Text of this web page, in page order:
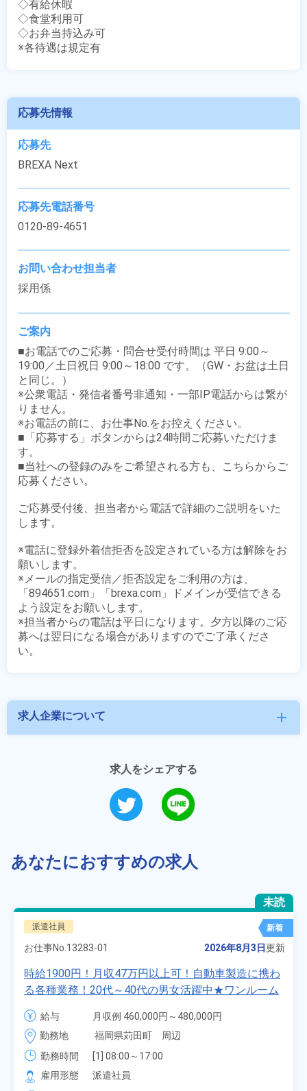
◇有給休暇
◇食堂利用可
◇お弁当持込み可
※各待遇は規定有
応募先情報
応募先
BREXA Next
応募先電話番号
0120-89-4651
お問い合わせ担当者
採用係
ご案内
■お電話でのご応募・問合せ受付時間は 平日 9:00～
19:00／土日祝日 9:00～18:00 です。（GW・お盆は土日
と同じ。）
※公衆電話・発信者番号非通知・一部IP電話からは繋が
りません。
※お電話の前に、お仕事No.をお控えください。
■「応募する」ボタンからは24時間ご応募いただけま
す。
■当社への登録のみをご希望される方も、こちらからご
応募ください。
ご応募受付後、担当者から電話で詳細のご説明をいた
します。
※電話に登録外着信拒否を設定されている方は解除をお
願いします。
※メールの指定受信／拒否設定をご利用の方は、
「894651.com」「brexa.com」ドメインが受信できる
よう設定をお願いします。
※担当者からの電話は平日になります。夕方以降のご応
募へは翌日になる場合がありますのでご了承くださ
求人企業について add
求人をシェアする
あなたにおすすめの求人
未読
派遣社員 新着
お仕事No. 13283-01 2026年8月3日更新
時給1900円！月収47万円以上可！自動車製造に携わ
る各種業務！20代～40代の男女活躍中★ワンルーム
寮無料！マイカー通勤OK！無料駐車場あり！赴任旅
費会社負担！社員食堂あり！日払いあり！土日休
み！特別賞与90万円支給！《福岡県京都郡苅田町》
給与
月収例 460,000円～480,000円
時給 1,900円～1,900円
勤務地
福岡県苅田町　周辺
勤務時間
[1] 08:00～17:00
[2] 20:00～05:00
[3] 06:30～15:00
雇用形態
派遣社員